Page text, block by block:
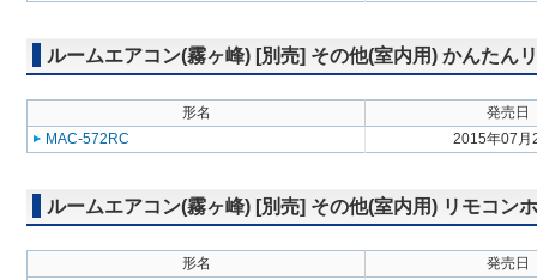
ルームエアコン(霧ヶ峰) [別売] その他(室内用) かんたん
形名
発売日
MAC-572RC
2015年07月
ルームエアコン(霧ヶ峰) [別売] その他(室内用) リモコン
形名
発売日